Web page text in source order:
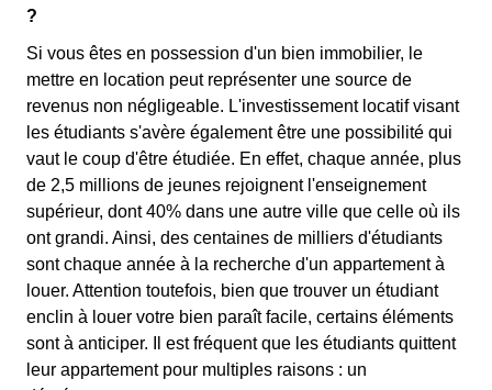
?
Si vous êtes en possession d'un bien immobilier, le
mettre en location peut représenter une source de
revenus non négligeable. L'investissement locatif visant
les étudiants s'avère également être une possibilité qui
vaut le coup d'être étudiée. En effet, chaque année, plus
de 2,5 millions de jeunes rejoignent l'enseignement
supérieur, dont 40% dans une autre ville que celle où ils
ont grandi. Ainsi, des centaines de milliers d'étudiants
sont chaque année à la recherche d'un appartement à
louer. Attention toutefois, bien que trouver un étudiant
enclin à louer votre bien paraît facile, certains éléments
sont à anticiper. Il est fréquent que les étudiants quittent
leur appartement pour multiples raisons : un